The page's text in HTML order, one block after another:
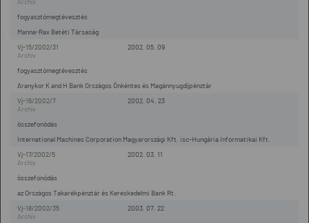
Manna-Rax Betéti Társaság
fogyasztómegtévesztés
2002. 05. 09
Vj-15/2002/31
Aranykor K and H Bank Országos Önkéntes és Magánnyugdíjpénztár
fogyasztómegtévesztés
2002. 04. 23
Vj-16/2002/7
International Machines Corporation Magyarországi Kft. isc-Hungária Informatikai Kft.
összefonódás
2002. 03. 11
Vj-17/2002/5
az Országos Takarékpénztár és Kereskedelmi Bank Rt.
összefonódás
2003. 07. 22
Vj-18/2002/35